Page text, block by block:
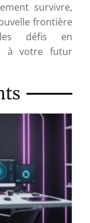
survivre,
frontière
les défis en
à votre futur